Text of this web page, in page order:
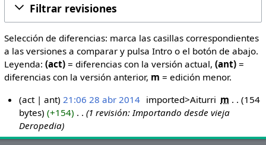
Filtrar revisiones
Selección de diferencias: marca las casillas correspondientes
a las versiones a comparar y pulsa Intro o el botón de abajo.
Leyenda: (act)= diferencias con la versión actual, (ant)=
diferencias con la versión anterior, m = edición menor.
act
ant 21:06 28 abr 2014 imported>Aiturri m
154
bytes
+154
1 revisión: Importando desde vieja
Deropedia